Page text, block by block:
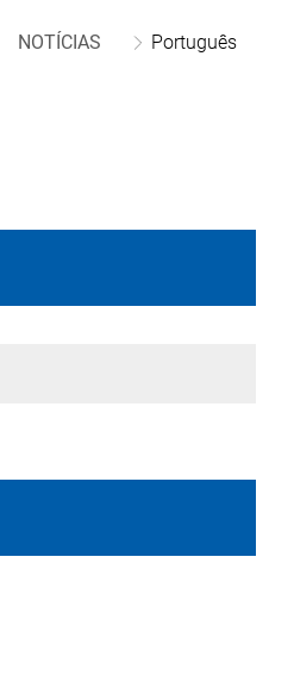
NOTÍCIAS Português